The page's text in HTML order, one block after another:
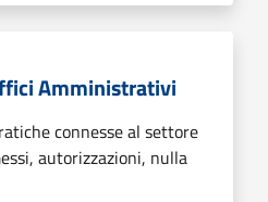
Amministrativi
connesse al settore
autorizzazioni, nulla